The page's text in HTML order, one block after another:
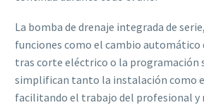
La bomba de drenaje integrada de
funciones como el cambio automático
tras corte eléctrico o la programación
simplifican tanto la instalación como
facilitando el trabajo del profesional y